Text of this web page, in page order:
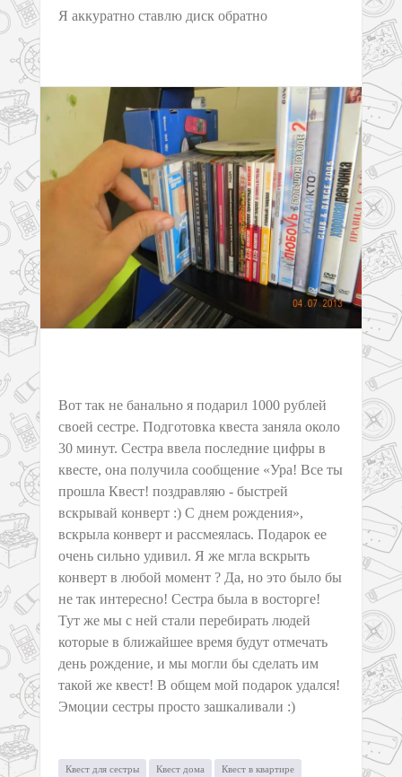
Я аккуратно ставлю диск обратно
Вот так не банально я подарил 1000 рублей
своей сестре. Подготовка квеста заняла около
30 минут. Сестра ввела последние цифры в
квесте, она получила сообщение «Ура! Все ты
прошла Квест! поздравляю - быстрей
вскрывай конверт :) С днем рождения»,
вскрыла конверт и рассмеялась. Подарок ее
очень сильно удивил. Я же мгла вскрыть
конверт в любой момент ? Да, но это было бы
не так интересно! Сестра была в восторге!
Тут же мы с ней стали перебирать людей
которые в ближайшее время будут отмечать
день рождение, и мы могли бы сделать им
такой же квест! В общем мой подарок удался!
Эмоции сестры просто зашкаливали :)
Квест для сестры Квест дома Квест в квартире